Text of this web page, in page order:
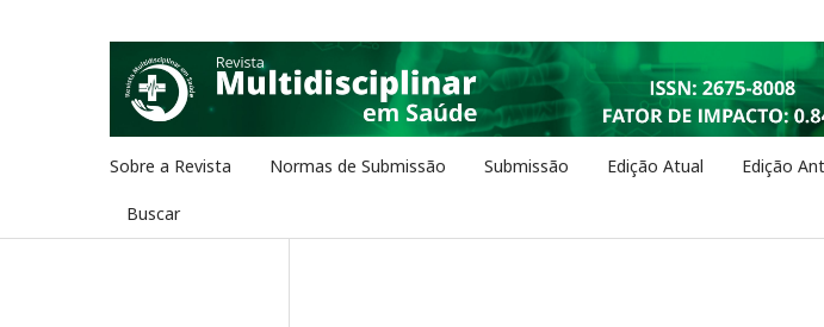
Sobre a Revista Normas de Submissão Submissão Edição Atual Edição
Buscar